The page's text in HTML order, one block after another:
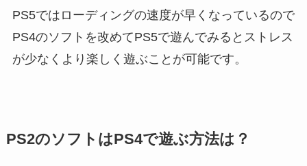
PS5ではローディングの速度が早くなっているので
PS4のソフトを改めてPS5で遊んでみるとストレス
が少なくより楽しく遊ぶことが可能です。
PS2のソフトはPS4で遊ぶ方法は？